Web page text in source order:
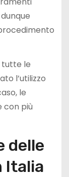
tutte le
l’utilizzo
le
con più
delle
Italia